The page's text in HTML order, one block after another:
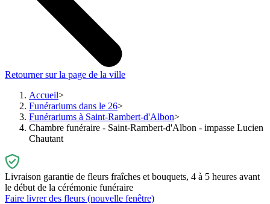
Retourner sur la page de la ville
Accueil
Funérariums dans le 26
Funérariums à Saint-Rambert-d'Albon
Chambre funéraire - Saint-Rambert-d'Albon - impasse Lucien
Chautant
Livraison garantie de fleurs fraîches et bouquets, 4 à 5 heures avant
le début de la cérémonie funéraire
Faire livrer des fleurs (nouvelle fenêtre)